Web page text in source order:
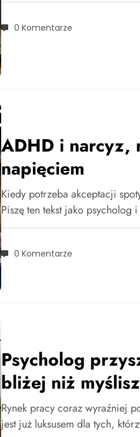
0 Komentarze
ADHD i narcyz,
napięciem
Kiedy potrzeba akceptacji
Piszę ten tekst jako
0 Komentarze
Psycholog
bliżej niż myślisz
Rynek pracy coraz wyraźniej
jest już luksusem dla tych,